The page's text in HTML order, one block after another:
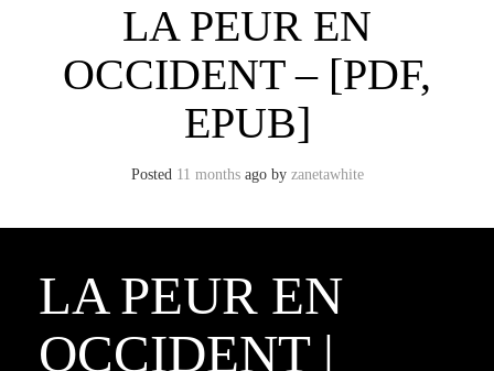
LA PEUR EN
OCCIDENT – [PDF,
EPUB]
Posted 11 monthsago by zanetawhite
LA PEUR EN
OCCIDENT |